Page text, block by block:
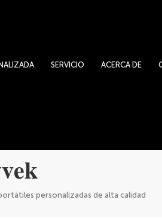
SERVICIO ACERCA DE
personalizadas de alta calidad